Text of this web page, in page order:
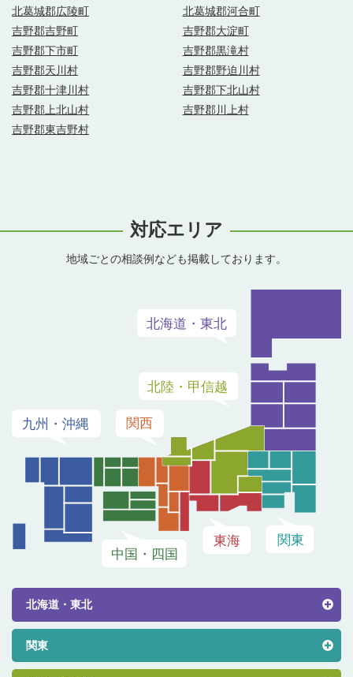
北葛城郡広陵町
北葛城郡河合町
吉野郡吉野町
吉野郡大淀町
吉野郡下市町
吉野郡黒滝村
吉野郡天川村
吉野郡野迫川村
吉野郡十津川村
吉野郡下北山村
吉野郡上北山村
吉野郡川上村
吉野郡東吉野村
対応エリア
地域ごとの相談例なども掲載しております。
北海道・東北
関東